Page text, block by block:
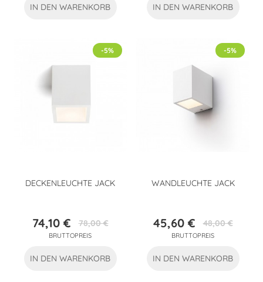
IN DEN WARENKORB IN DEN WARENKORB
DECKENLEUCHTE JACK
Preis
74,10 €Verkaufspreis
78,00 €
BRUTTOPREIS
-5%
IN DEN WARENKORB
WANDLEUCHTE JACK
Preis
45,60 €Verkaufspreis
48,00 €
BRUTTOPREIS
-5%
IN DEN WARENKORB